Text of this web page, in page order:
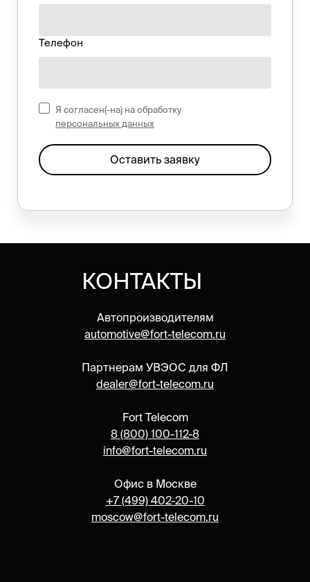
Телефон
Оставить заявку
Я согласен(-на) на обработку
персональных данных
Автопроизводителям
automotive@fort-telecom.ru
Партнерам УВЭОС для ФЛ
dealer@fort-telecom.ru
Fort Telecom
8 (800) 100-112-8
info@fort-telecom.ru
Офис в Москве
+7 (499) 402-20-10
moscow@fort-telecom.ru
КОНТАКТЫ